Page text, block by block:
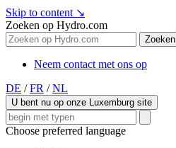
Skip to content ↘
Zoeken op Hydro.com
Zoeken
Neem contact met ons op
DE / FR / NL
U bent nu op onze Luxemburg site
Choose preferred language